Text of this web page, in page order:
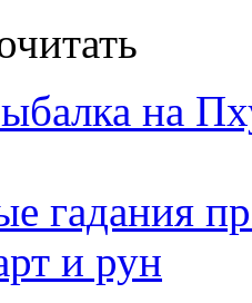
на
гадания
и рун